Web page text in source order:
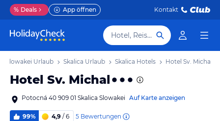
% Deals App öffnen Kontakt
Hotel, Reiseziel
Urlaub Skalica Urlaub Skalica Hotels Hotel Sv. Michal
Hotel Sv. Michal
Potocná 40 909 01 Skalica Slowakei Auf Karte anzeigen
99% 4,9 / 6 5 Bewertungen